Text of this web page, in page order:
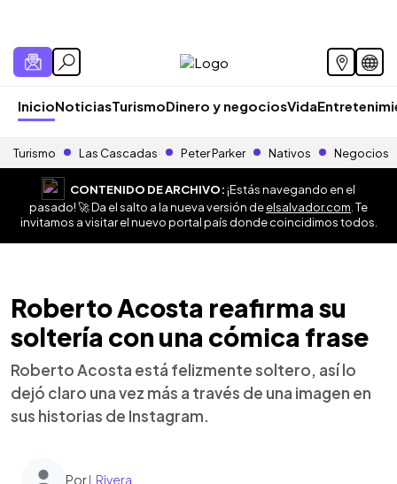
InicioNoticiasTurismoDinero y negociosVida
Turismo Las Cascadas Peter Parker Nativos Negocios
CONTENIDO DE ARCHIVO:¡Estás navegando en el
pasado! 🚀 Da el salto a la nueva versión deelsalvador.com . Te
invitamos a visitar el nuevo portal país donde coincidimos todos.
Roberto Acosta reafirma su
soltería con una cómica frase
Roberto Acosta está felizmente soltero, así lo
dejó claro una vez más a través de una imagen en
sus historias de Instagram.
PorI. Rivera